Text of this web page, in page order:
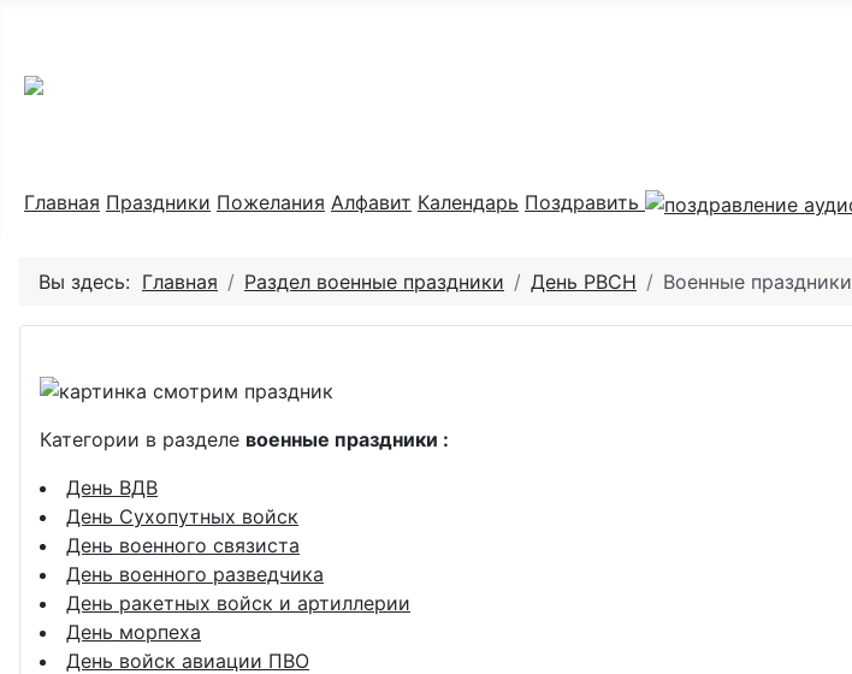
Главная Праздники Пожелания Алфавит Календарь Поздравить
Вы здесь: Главная Раздел военные праздники День РВСН Военные праздники
Категории в разделе военные праздники :
День ВДВ
День Сухопутных войск
День военного связиста
День военного разведчика
День ракетных войск и артиллерии
День морпеха
День войск авиации ПВО